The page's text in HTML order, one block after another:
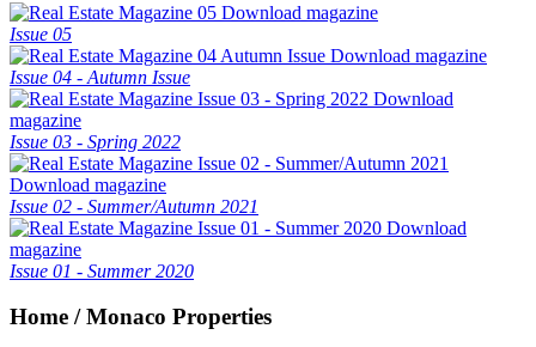
Download magazine
Issue 05
Download magazine
Issue 04 - Autumn Issue
Download
magazine
Issue 03 - Spring 2022
Download magazine
Issue 02 - Summer/Autumn 2021
Download
magazine
Issue 01 - Summer 2020
Home / Monaco Properties